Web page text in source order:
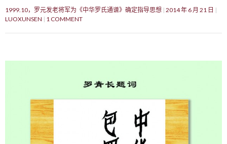
1999.10，罗元发老将军为《中华罗氏通谱》确定指导思想 2014 年 6 月 21 日
LUOXUNSEN
1 COMMENT